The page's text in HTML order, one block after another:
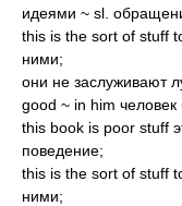
идеями ~ sl.
this is the sort of stuff
ними;
они не заслуживают
good ~ in him человек
this book is poor stuff
поведение;
this is the sort of stuff
ними;